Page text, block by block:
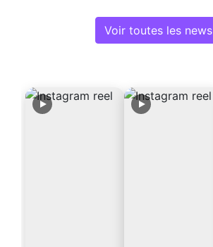
Voir toutes les news